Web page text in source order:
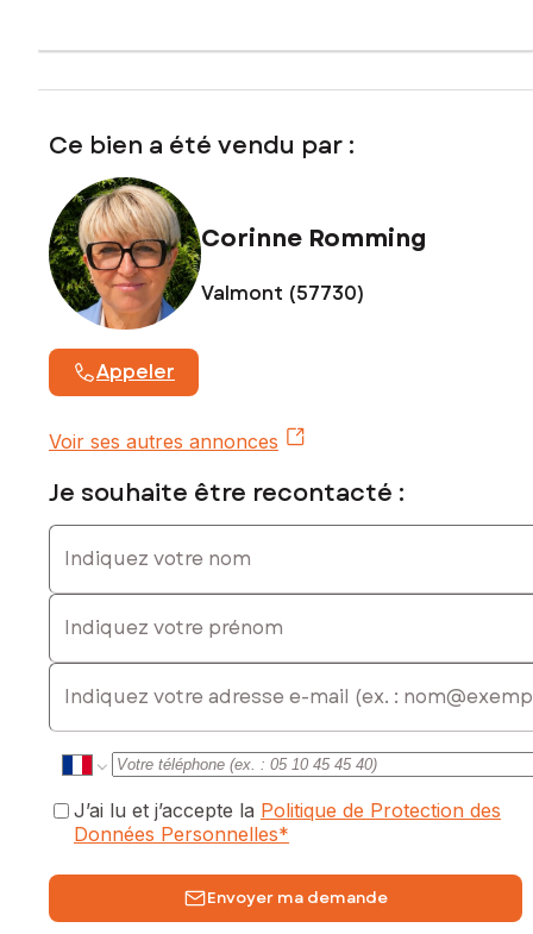
Ce bien a été vendu par :
Corinne Romming
Valmont (57730)
Appeler
Voir ses autres annonces
Je souhaite être recontacté :
Indiquez votre nom
Indiquez votre prénom
E-mail
J’ai lu et j’accepte la Politique de Protection des
Données Personnelles*
Envoyer ma demande